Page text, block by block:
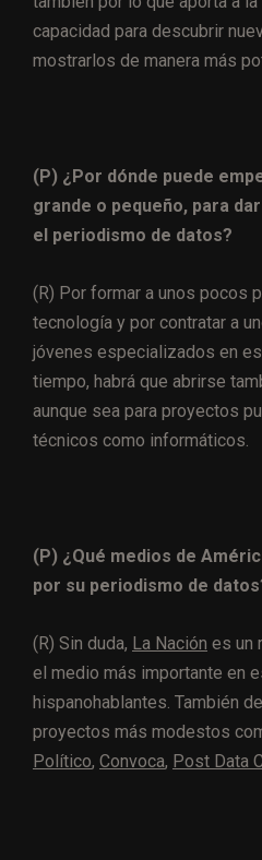
capacidad para descubrir
mostrarlos de manera más
(P) ¿Por dónde puede
grande o pequeño, para
el periodismo de datos?
(R) Por formar a unos pocos
tecnología y por contratar a
jóvenes especializados en
tiempo, habrá que abrirse
aunque sea para proyectos
técnicos como informáticos.
(P) ¿Qué medios de
por su periodismo de
(R) Sin duda, La Nación es un
el medio más importante en
hispanohablantes. También
proyectos más modestos
Político, Convoca, Post Data